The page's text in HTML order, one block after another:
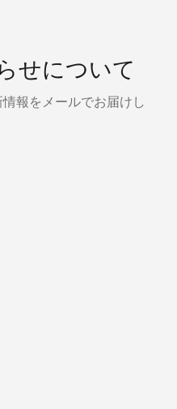
せについて
報をメールでお届けし